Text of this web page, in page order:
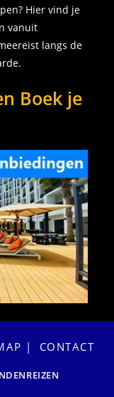
Hier vind je
vanuit
langs de
Boek je
CONTACT